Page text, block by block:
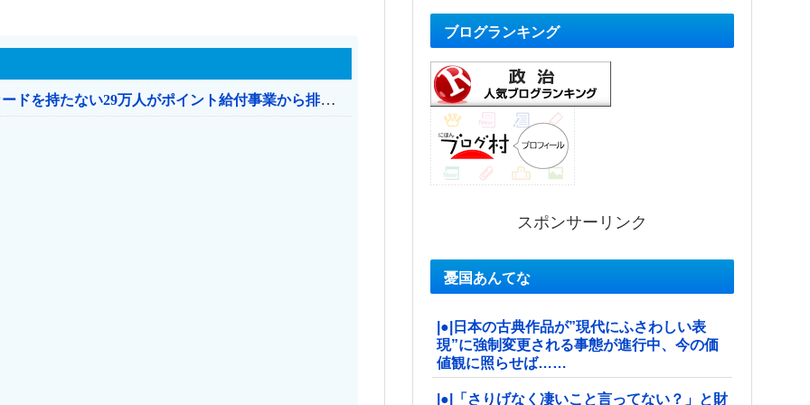
共産党「これは酷い…京都市でマイナンバーカードを持たない29万人がポイント給付事業から排除された」
ブログランキング
スポンサーリンク
憂国あんてな
|●|日本の古典作品が”現代にふさわしい表
現”に強制変更される事態が進行中、今の価
値観に照らせば……
|●|「さりげなく凄いこと言ってない？」と財